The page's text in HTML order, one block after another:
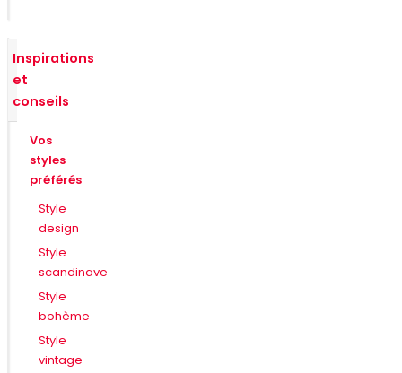
Inspirations
et
conseils
Vos
styles
préférés
Style
design
Style
scandinave
Style
bohème
Style
vintage